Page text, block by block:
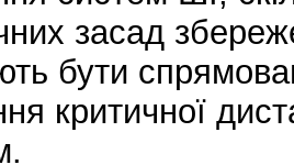
засад
бути
критичної